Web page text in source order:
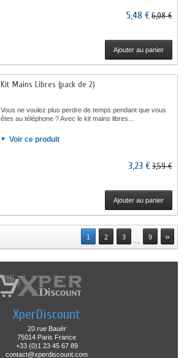
5,48 €6,08 €
Ajouter au panier
Kit Mains Libres (pack de 2)
Vous ne voulez plus perdre de temps pendant que vous
êtes au téléphone ? Avec le kit mains libres...
Voir ce produit
3,23 €3,59 €
Ajouter au panier
1 2 3 9 »
XperDiscount
20 rue Bauër
75014 Paris France
+33 (0)1 23 45 67 89
contact@xperdiscount.com